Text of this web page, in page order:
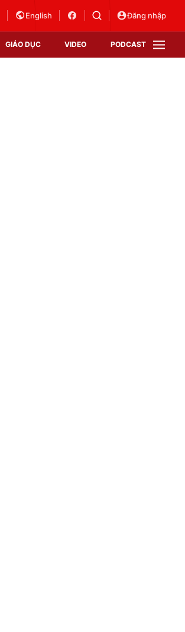
English Đăng nhập
GIÁO DỤC VIDEO PODCAST